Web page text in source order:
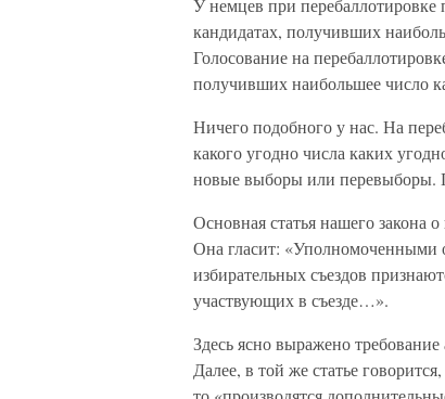
У немцев при перебаллотировке
кандидатах, получивших
Голосование на
получивших наибольшее число
Ничего подобного у нас. На
какого угодно числа каких
новые выборы или перевыборы.
Основная статья нашего закона
Она гласит: «Уполномоченными
избирательных съездов
участвующих в съезде…».
Здесь ясно выражено
Далее, в той же статье